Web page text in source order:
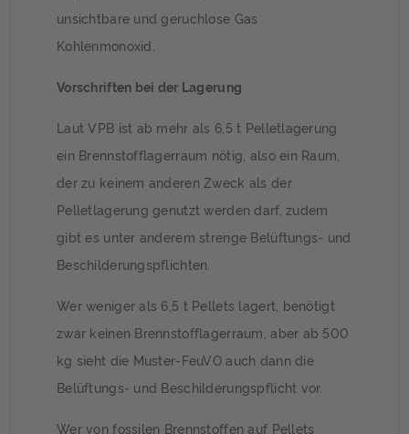
unsichtbare und geruchlose Gas
Kohlenmonoxid.
Vorschriften bei der Lagerung
Laut VPB ist ab mehr als 6,5 t Pelletlagerung
ein Brennstofflagerraum nötig, also ein Raum,
der zu keinem anderen Zweck als der
Pelletlagerung genutzt werden darf, zudem
gibt es unter anderem strenge Belüftungs- und
Beschilderungspflichten.
Wer weniger als 6,5 t Pellets lagert, benötigt
zwar keinen Brennstofflagerraum, aber ab 500
kg sieht die Muster-FeuVO auch dann die
Belüftungs- und Beschilderungspflicht vor.
Wer von fossilen Brennstoffen auf Pellets